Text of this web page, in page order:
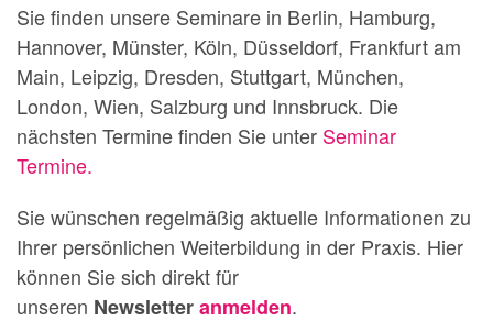
Sie finden unsere Seminare in Berlin, Hamburg,
Hannover, Münster, Köln, Düsseldorf, Frankfurt am
Main, Leipzig, Dresden, Stuttgart, München,
London, Wien, Salzburg und Innsbruck. Die
nächsten Termine finden Sie unter Seminar
Termine.
Sie wünschen regelmäßig aktuelle Informationen zu
Ihrer persönlichen Weiterbildung in der Praxis. Hier
können Sie sich direkt für
unseren Newsletteranmelden.